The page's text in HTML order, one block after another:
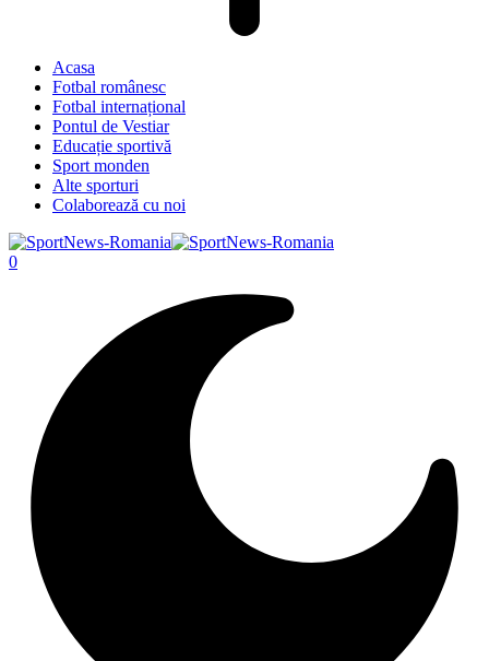
Acasa
Fotbal românesc
Fotbal internațional
Pontul de Vestiar
Educație sportivă
Sport monden
Alte sporturi
Colaborează cu noi
0